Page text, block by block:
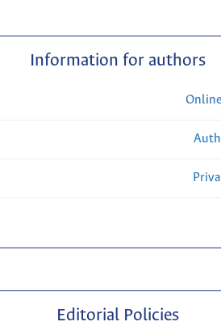
Information for authors
Editorial Policies